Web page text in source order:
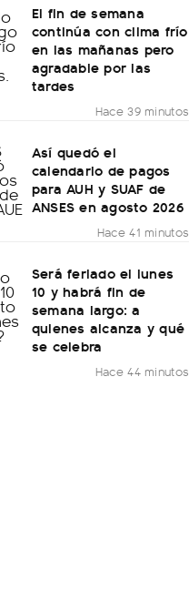
El fin de semana
continúa con clima frío
en las mañanas pero
agradable por las
tardes
Hace 39 minutos
Así quedó el
calendario de pagos
para AUH y SUAF de
ANSES en agosto 2026
Hace 41 minutos
Será feriado el lunes
10 y habrá fin de
semana largo: a
quienes alcanza y qué
se celebra
Hace 44 minutos